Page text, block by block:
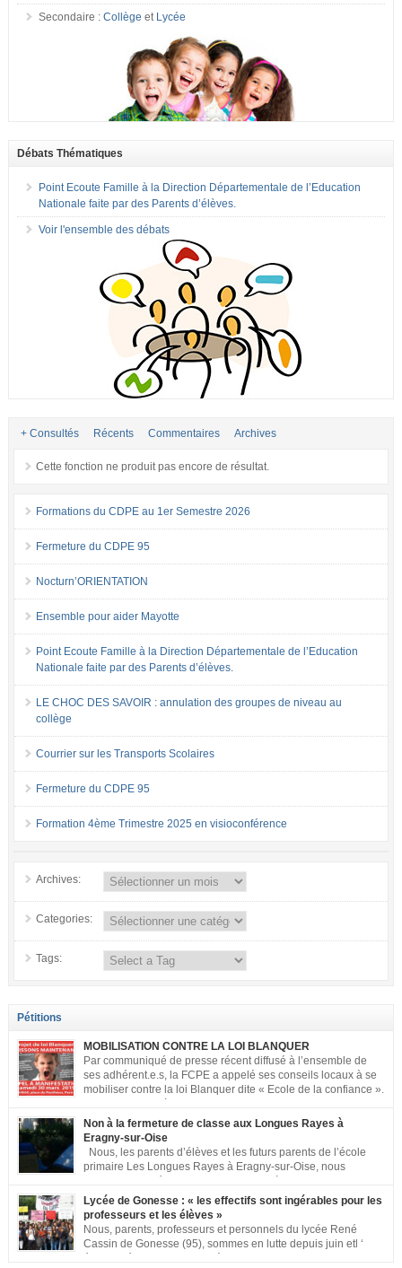
Secondaire : Collège et Lycée
Débats Thématiques
Point Ecoute Famille à la Direction Départementale de l’Education
Nationale faite par des Parents d’élèves.
Voir l'ensemble des débats
+ Consultés Récents Commentaires Archives
Cette fonction ne produit pas encore de résultat.
Formations du CDPE au 1er Semestre 2026
Fermeture du CDPE 95
Nocturn’ORIENTATION
Ensemble pour aider Mayotte
Point Ecoute Famille à la Direction Départementale de l’Education
Nationale faite par des Parents d’élèves.
LE CHOC DES SAVOIR : annulation des groupes de niveau au
collège
Courrier sur les Transports Scolaires
Fermeture du CDPE 95
Formation 4ème Trimestre 2025 en visioconférence
Archives:
Categories:
Tags:
Pétitions
MOBILISATION CONTRE LA LOI BLANQUER
Par communiqué de presse récent diffusé à l’ensemble de
ses adhérent.e.s, la FCPE a appelé ses conseils locaux à se
mobiliser contre la loi Blanquer dite « Ecole de la confiance ».
Pour vous aider à organiser les actions localement, la FCPE
met à votre disposition ce kit de mobilisation comprenant : 1 affiche
appelant […]
Non à la fermeture de classe aux Longues Rayes à
Eragny-sur-Oise
Nous, les parents d’élèves et les futurs parents de l’école
primaire Les Longues Rayes à Eragny-sur-Oise, nous
signons cette pétition pour dire « NON à la fermeture de
classe aux Longues Rayes ». Non à la dégradation continue des conditions
d’accueil et d’apprentissage de nos enfants à l’école primaire. Chaque
enfant a droit à […]
Lycée de Gonesse : « les effectifs sont ingérables pour les
professeurs et les élèves »
Nous, parents, professeurs et personnels du lycée René
Cassin de Gonesse (95), sommes en lutte depuis juin etl ‘